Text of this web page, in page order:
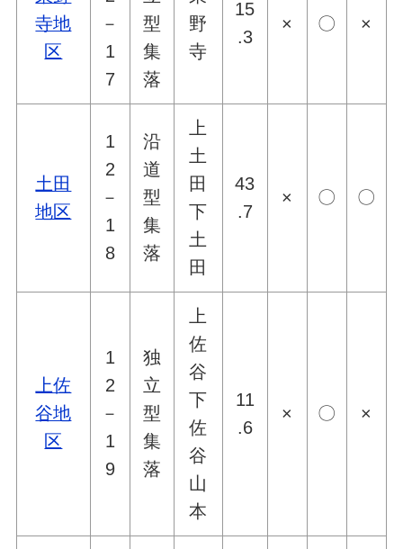
寺地
区
－
1
7
型
集
落
野
寺
15
.3
× 〇 ×
土田
地区
1
2
－
1
8
沿
道
型
集
落
上
土
田
下
土
田
43
.7
× 〇 〇
上佐
谷地
区
1
2
－
1
9
独
立
型
集
落
上
佐
谷
下
佐
谷
山
本
11
.6
× 〇 ×